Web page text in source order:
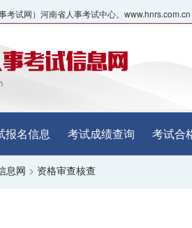
考试网）河南省人事考试中心。www.hnrs.com.cn
报名信息 考试成绩查询 考试合
息网 > 资格审查核查